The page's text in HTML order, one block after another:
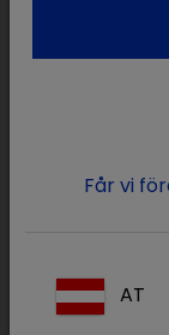
veterinär och
att du med
Får vi
AT